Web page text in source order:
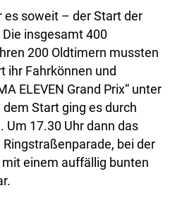
es soweit – der Start der
insgesamt 400
200 Oldtimern mussten
ihr Fahrkönnen und
ELEVEN Grand Prix“ unter
Start ging es durch
Um 17.30 Uhr dann das
bei der
mit einem auffällig bunten